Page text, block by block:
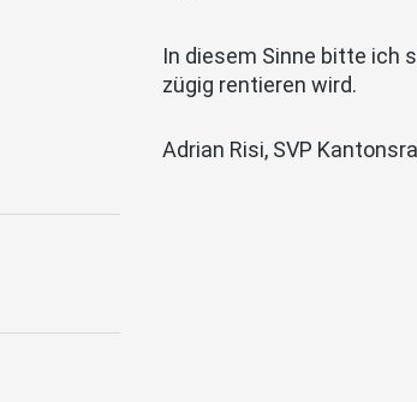
In diesem Sinne bitte ich
zügig rentieren wird.
Adrian Risi, SVP